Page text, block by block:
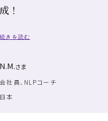
成！
続きを読む
N.M.さま
会社員、NLPコーチ
日本